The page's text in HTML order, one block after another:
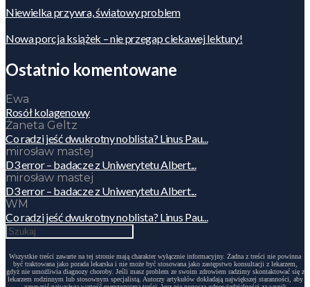
Niewielka przywra, światowy problem
Nowa porcja książek – nie przegap ciekawej lektury!
Ostatnio komentowane
Ewa
Rosół kolagenowy
Żaneta Geltz
Co radzi jeść dwukrotny noblista? Linus Pau...
mirosław mastej
D3 error – badacze z Uniwerytetu Albert...
mirosław mastej
D3 error – badacze z Uniwerytetu Albert...
WM
Co radzi jeść dwukrotny noblista? Linus Pau...
Wszystkie treści zawarte na tej stronie mają charakter wyłącznie informacyjny. Żadna z treści nie powinna
być traktowana jako porada lekarska i nie może być stosowana jako zastępstwo konsultacji z lekarzem,
gdyż nie umożliwia diagnozy choroby. Jeśli masz problem ze swoim zdrowiem radzimy skontaktować się z
lekarzem rodzinnym lub stosownym specjalistą. Autorzy artykułów dokładają największej staranności, aby